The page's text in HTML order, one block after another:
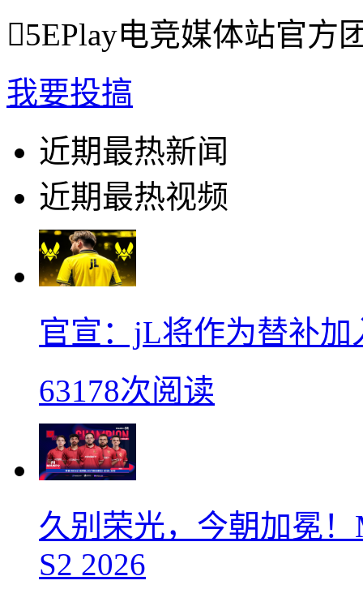
5EPlay电竞媒体站官方
我要投搞
近期最热新闻
近期最热视频
官宣：jL将作为替补加
63178次阅读
久别荣光，今朝加冕
S2 2026